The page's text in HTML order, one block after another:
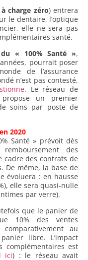
charge zéro) entrera
le dentaire, l’optique
elle ne sera pas
santé.
« 100% Santé »,
pourrait poser
de l’assurance
n’est pas contesté,
. Le réseau de
propose un premier
soins par poste de
2020
Santé » prévoit dès
des
cadre des contrats de
De même, la base de
évoluera : en hausse
elle sera quasi-nulle
par verre).
que le panier de
10% des ventes
au
libre. L’impact
complémentaires est
ici) : le réseau avait